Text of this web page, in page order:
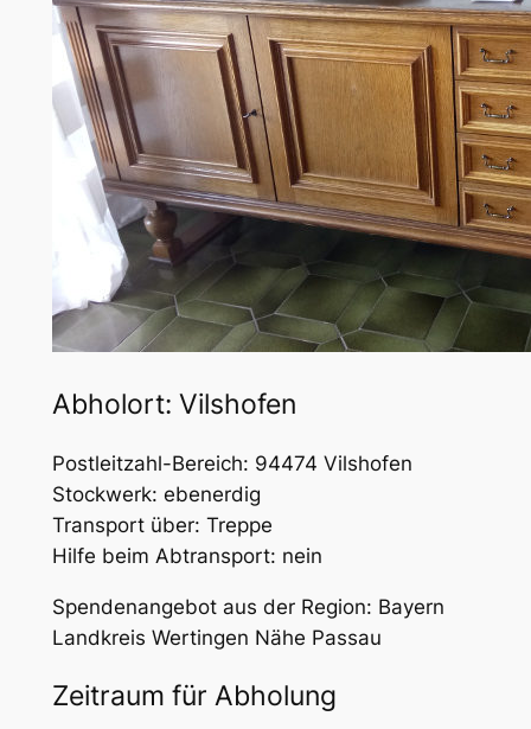
Abholort: Vilshofen
Postleitzahl-Bereich: 94474 Vilshofen
Stockwerk: ebenerdig
Transport über: Treppe
Hilfe beim Abtransport: nein
Spendenangebot aus der Region: Bayern
Landkreis Wertingen Nähe Passau
Zeitraum für Abholung